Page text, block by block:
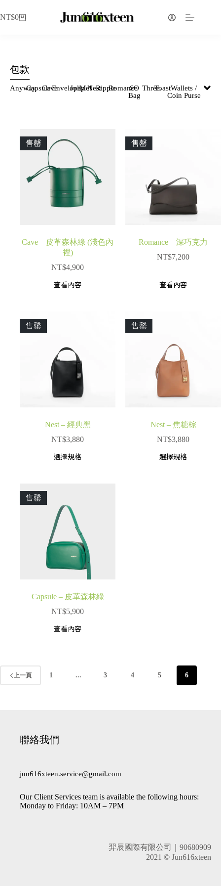
NT$0
包款
AnywayCapsule
CaveEnvelope
JulipMe!NestRippleRomance
SO
Bag
Three.ToastWallets /
Coin Purse
售罄
Cave – 皮革森林綠 (淺色內
裡)
NT$4,900
查看內容
售罄
Romance – 深巧克力
NT$7,200
查看內容
售罄
Nest – 經典黑
NT$3,880
選擇規格
售罄
Nest – 焦糖棕
NT$3,880
選擇規格
售罄
Capsule – 皮革森林綠
NT$5,900
查看內容
上一頁 1 ... 3 4 5 6
聯絡我們
jun616xteen.service@gmail.com
Our Client Services team is available the following hours:
Monday to Friday: 10AM – 7PM
羿辰國際有限公司｜90680909
2021 © Jun616xteen